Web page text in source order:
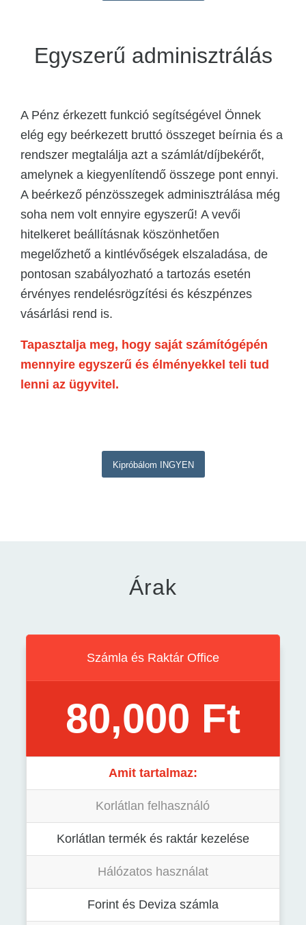
Egyszerű adminisztrálás
A Pénz érkezett funkció segítségével Önnek
elég egy beérkezett bruttó összeget beírnia és a
rendszer megtalálja azt a számlát/díjbekérőt,
amelynek a kiegyenlítendő összege pont ennyi.
A beérkező pénzösszegek adminisztrálása még
soha nem volt ennyire egyszerű! A vevői
hitelkeret beállításnak köszönhetően
megelőzhető a kintlévőségek elszaladása, de
pontosan szabályozható a tartozás esetén
érvényes rendelésrögzítési és készpénzes
vásárlási rend is.
Tapasztalja meg, hogy saját számítógépén
mennyire egyszerű és élményekkel teli tud
lenni az ügyvitel.
Kipróbálom INGYEN
Árak
Számla és Raktár Office
80,000 Ft
Amit tartalmaz:
Korlátlan felhasználó
Korlátlan termék és raktár kezelése
Hálózatos használat
Forint és Deviza számla